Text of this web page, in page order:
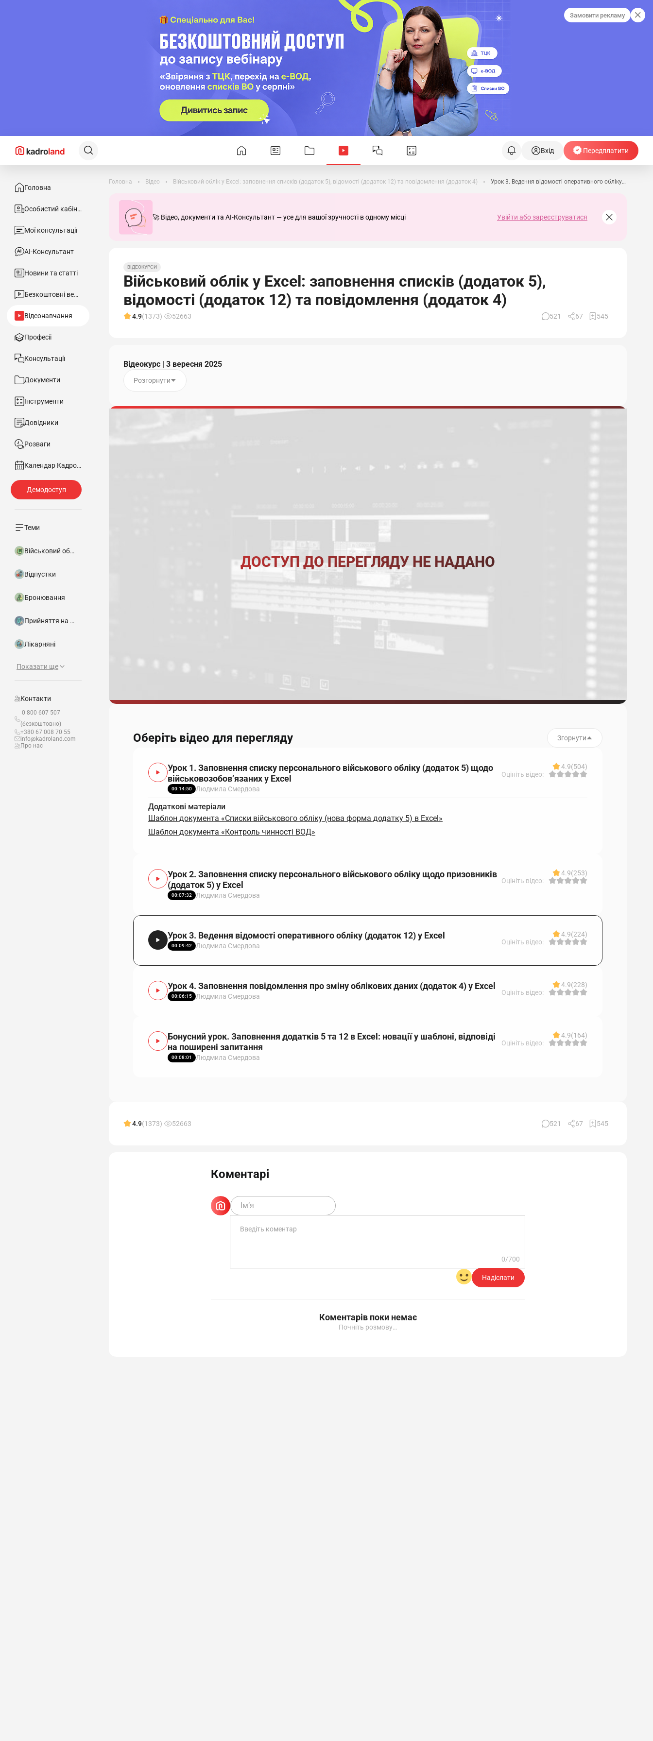
Замовити рекламу
Вхід Передплатити
Головна
Особистий кабінет
Мої консультації
АІ-Консультант
Новини та статті
Безкоштовні вебінари
Відеонавчання
Професії
Консультації
Документи
Інструменти
Довідники
Розваги
Календар Кадровика
Теми
Військовий облік
Відпустки
Бронювання
Прийняття на роботу
Лікарняні
Показати ще
Контакти
0 800 607 507
(безкоштовно)
+380 67 008 70 55
info@kadroland.com
Про нас
Головна Відео Військовий облік у Excel: заповнення списків (додаток 5), відомості (додаток 12) та повідомлення (додаток 4) Урок 3. Ведення відомості оперативного обліку (додаток 12) у Excel
🚀 Відео, документи та AI-Консультант — усе для вашої зручності в одному місці Увійти або зареєструватися
ВІДЕОКУРСИ
Військовий облік у Excel: заповнення списків (додаток 5),
відомості (додаток 12) та повідомлення (додаток 4)
4.9(1373) 52663 521 67 545
Відеокурс | 3 вересня 2025
Розгорнути
ДОСТУП ДО ПЕРЕГЛЯДУ НЕ НАДАНО
Оберіть відео для перегляду Згорнути
Урок 1. Заповнення списку персонального військового обліку (додаток 5) щодо
військовозобов’язаних у Excel
00:14:50 Людмила Смердова
4.9(504)
Оцініть відео:
Додаткові матеріали
Шаблон документа «Списки військового обліку (нова форма додатку 5) в Excel»
Шаблон документа «Контроль чинності ВОД»
Урок 2. Заповнення списку персонального військового обліку щодо призовників
(додаток 5) у Excel
00:07:32 Людмила Смердова
4.9(253)
Оцініть відео:
Урок 3. Ведення відомості оперативного обліку (додаток 12) у Excel
00:09:42 Людмила Смердова
4.9(224)
Оцініть відео:
Урок 4. Заповнення повідомлення про зміну облікових даних (додаток 4) у Excel
00:06:15 Людмила Смердова
4.9(228)
Оцініть відео:
Бонусний урок. Заповнення додатків 5 та 12 в Excel: новації у шаблоні, відповіді
на поширені запитання
00:08:01 Людмила Смердова
4.9(164)
Оцініть відео:
4.9(1373) 52663 521 67 545
Коментарі
0/700
Надіслати
Коментарів поки немає
Почніть розмову…